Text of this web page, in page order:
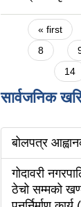
Pages
« first
8
14
सार्वजनिक
बोलपत्र
गोदावरी
ठेचो सम्मको